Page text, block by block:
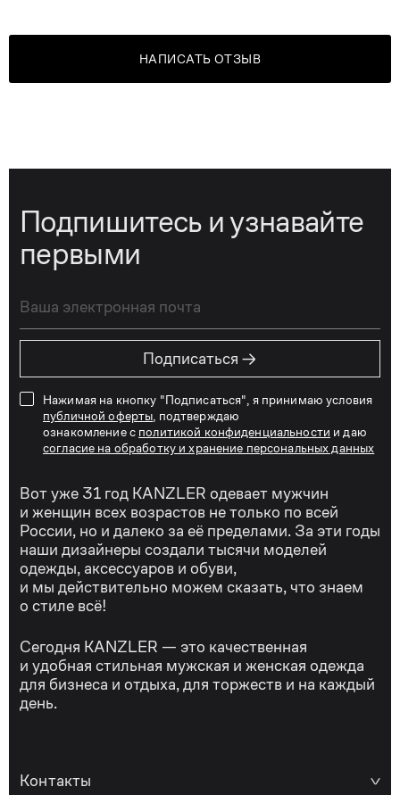
НАПИСАТЬ ОТЗЫВ
Подпишитесь и узнавайте
первыми
Подписаться →
Нажимая на кнопку "Подписаться", я принимаю условия
публичной оферты , подтверждаю
ознакомление с политикой конфиденциальности и даю
согласие на обработку и хранение персональных данных
Вот уже 31 год KANZLER одевает мужчин
и женщин всех возрастов не только по всей
России, но и далеко за её пределами. За эти годы
наши дизайнеры создали тысячи моделей
одежды, аксессуаров и обуви,
и мы действительно можем сказать, что знаем
о стиле всё!
Сегодня KANZLER — это качественная
и удобная стильная мужская и женская одежда
для бизнеса и отдыха, для торжеств и на каждый
день.
Контакты